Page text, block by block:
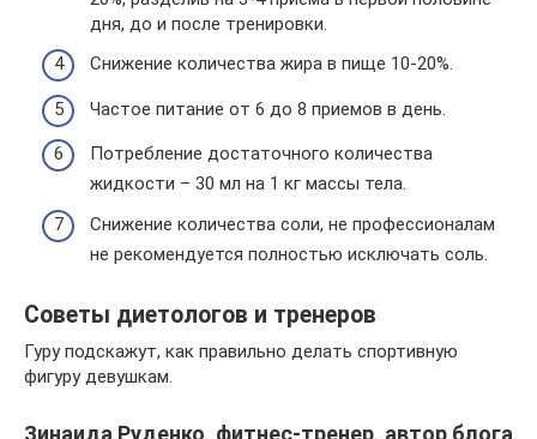
дня, до и после тренировки.
Снижение количества жира в пище 10-20%.
Частое питание от 6 до 8 приемов в день.
Потребление достаточного количества
жидкости – 30 мл на 1 кг массы тела.
Снижение количества соли, не профессионалам
не рекомендуется полностью исключать соль.
Советы диетологов и тренеров
Гуру подскажут, как правильно делать спортивную
фигуру девушкам.
Зинаида Руденко, фитнес-тренер, автор блога